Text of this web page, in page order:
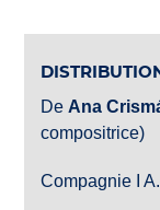
DeAna
Compagnie I